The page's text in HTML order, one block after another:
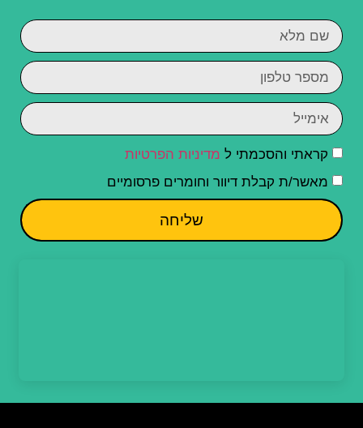
קראתי והסכמתי ל מדיניות הפרטיות
מאשר/ת קבלת דיוור וחומרים פרסומיים
שליחה